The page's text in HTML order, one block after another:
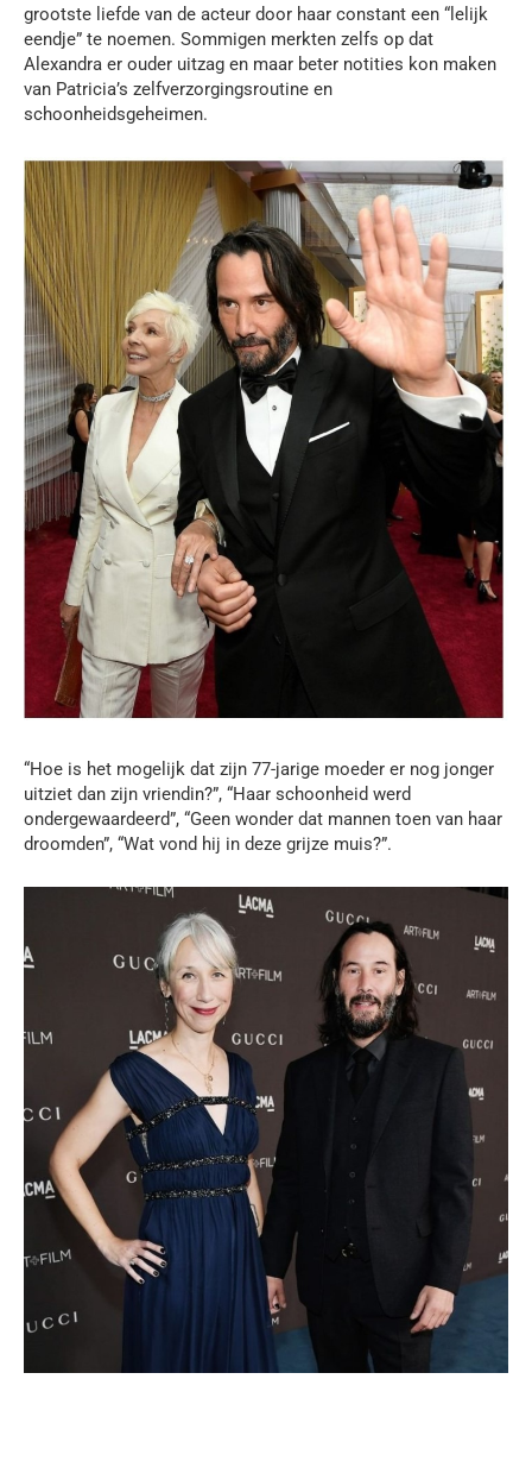
grootste liefde van de acteur door haar constant een “lelijk
eendje” te noemen. Sommigen merkten zelfs op dat
Alexandra er ouder uitzag en maar beter notities kon maken
van Patricia’s zelfverzorgingsroutine en
schoonheidsgeheimen.
“Hoe is het mogelijk dat zijn 77-jarige moeder er nog jonger
uitziet dan zijn vriendin?”, “Haar schoonheid werd
ondergewaardeerd”, “Geen wonder dat mannen toen van haar
droomden”, “Wat vond hij in deze grijze muis?”.